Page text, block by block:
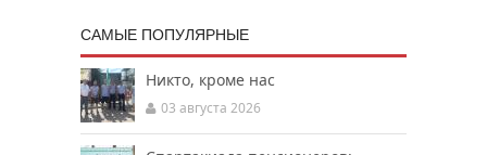
САМЫЕ ПОПУЛЯРНЫЕ
Никто, кроме нас
03 августа 2026